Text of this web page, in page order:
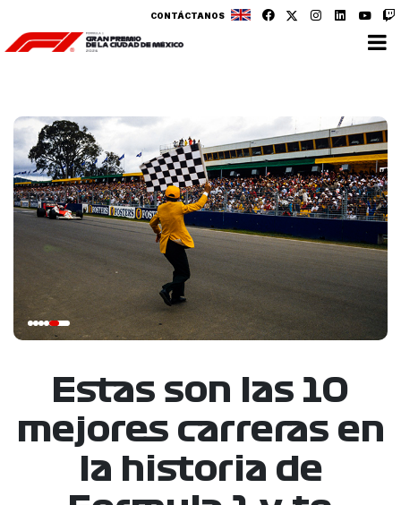
CONTÁCTANOS
Estas son las 10
mejores carreras en
la historia de